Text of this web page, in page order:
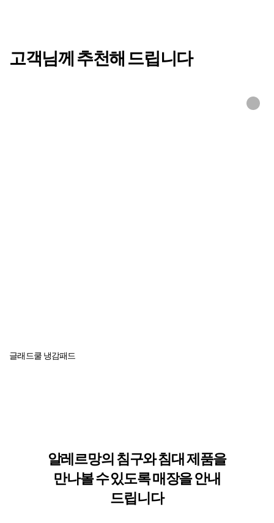
고객님께 추천해 드립니다
글래드쿨 냉감패드
알레르망의 침구와 침대 제품을
만나볼 수있도록 매장을 안내
드립니다